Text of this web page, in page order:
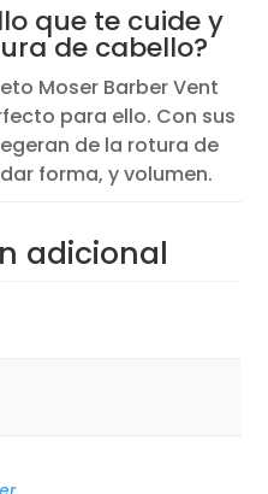
era:
8,47€.
es:
6,61€.
que te cuide y
de cabello?
Moser Barber Vent
para ello. Con sus
de la rotura de
forma, y volumen.
adicional